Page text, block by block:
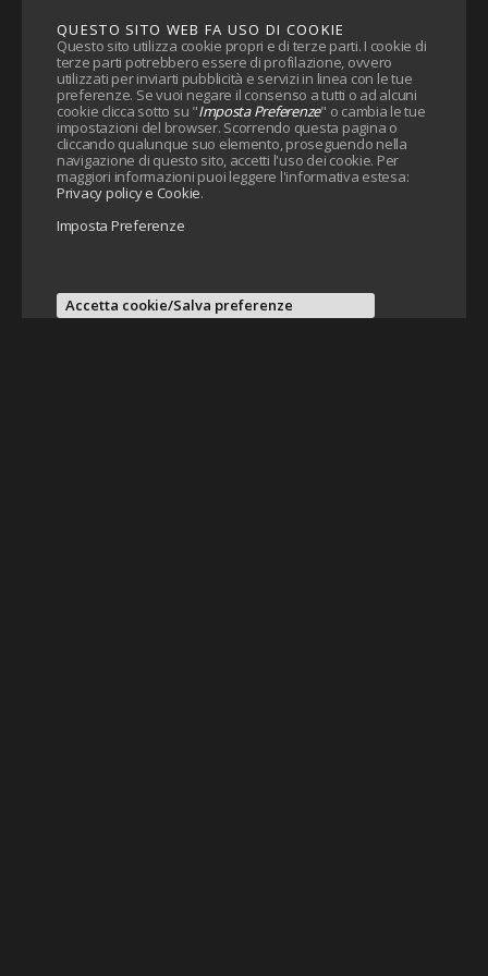
QUESTO SITO WEB FA USO DI COOKIE
Questo sito utilizza cookie propri e di terze parti. I cookie di
terze parti potrebbero essere di profilazione, ovvero
utilizzati per inviarti pubblicità e servizi in linea con le tue
preferenze. Se vuoi negare il consenso a tutti o ad alcuni
cookie clicca sotto su "Imposta Preferenze" o cambia le tue
impostazioni del browser. Scorrendo questa pagina o
cliccando qualunque suo elemento, proseguendo nella
navigazione di questo sito, accetti l'uso dei cookie. Per
maggiori informazioni puoi leggere l'informativa estesa:
Privacy policy e Cookie.
Imposta Preferenze
Accetta cookie/Salva preferenze